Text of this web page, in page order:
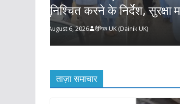
सुदृढ
August 6, 2026 दैनिक UK (Dainik UK)
ताज़ा समाचार